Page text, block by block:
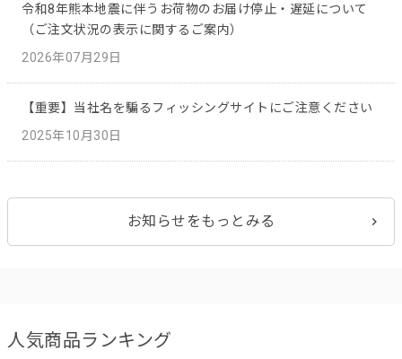
令和8年熊本地震に伴うお荷物のお届け停止・遅延について
（ご注文状況の表示に関するご案内）
2026年07月29日
【重要】当社名を騙るフィッシングサイトにご注意ください
2025年10月30日
お知らせをもっとみる
人気商品ランキング